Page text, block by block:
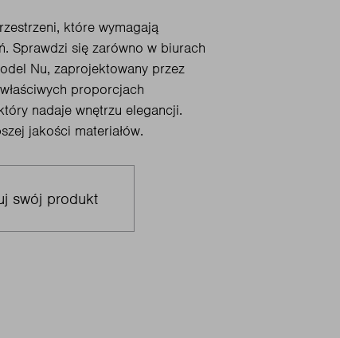
które wymagają
Sprawdzi się zarówno w biurach
Nu, zaprojektowany przez
proporcjach
nadaje wnętrzu elegancji.
jakości materiałów.
swój produkt